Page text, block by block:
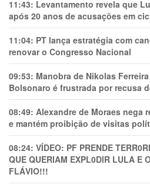
11:43: Levantamento revela que
após 20 anos de acusações em
11:04: PT lança estratégia com
renovar o Congresso Nacional
09:53: Manobra de Nikolas
Bolsonaro é frustrada por recusa
08:49: Alexandre de Moraes nega
e mantém proibição de visitas
08:24: VÍDEO: PF PRENDE
QUE QUERIAM EXPL0DlR LULA E
FLÁVIO!!!